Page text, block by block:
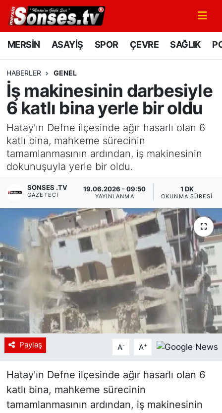
MERSİN ASAYİŞ SPOR ÇEVRE SAĞLIK
HABERLER GENEL
İş makinesinin darbesiyle
6 katlı bina yerle bir oldu
Hatay'ın Defne ilçesinde ağır hasarlı olan 6
katlı bina, mahkeme sürecinin
tamamlanmasının ardından, iş makinesinin
dokunuşuyla yerle bir oldu.
SONSES .TV
GAZETECI
19.06.2026 - 09:50
YAYINLANMA
1 DK
OKUNMA SÜRESI
Paylaş A- A+
Hatay'ın Defne ilçesinde ağır hasarlı olan 6
katlı bina, mahkeme sürecinin
tamamlanmasının ardından, iş makinesinin
MERSİN
SPOR
GÜNÜN MANŞETİ
DÜNYA
KÜLTÜR - SANAT
MAGAZİN
SAĞLIK
Siyaset
YEREL HABER
Haberde insan
Tanıtım
Mersin Nöbetçi Eczaneler
Mersin Namaz Vakitleri
Mersin Trafik Yoğunluk Haritası
Süper Lig Puan Durumu ve Fikstür
Tüm Manşetler
Son Dakika Haberleri
Haber Arşivi